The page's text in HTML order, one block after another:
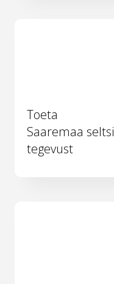
Toeta
Saaremaa seltsi
tegevust